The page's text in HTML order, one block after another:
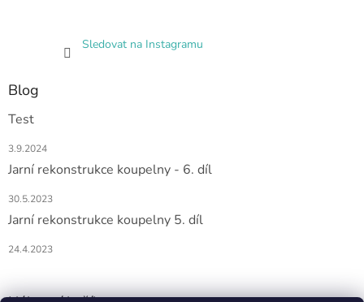
Sledovat na Instagramu
Blog
Test
3.9.2024
Jarní rekonstrukce koupelny - 6. díl
30.5.2023
Jarní rekonstrukce koupelny 5. díl
24.4.2023